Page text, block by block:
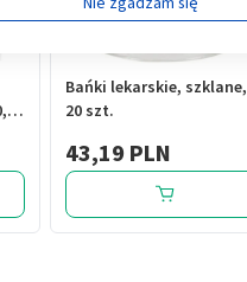
1
Bańki lekarskie, szklane,
20 szt.
43,19 PLN